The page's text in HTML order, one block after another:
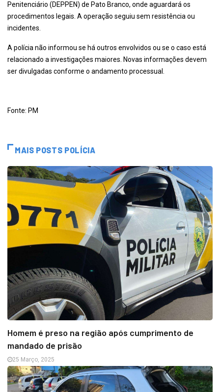
Penitenciário (DEPPEN) de Pato Branco, onde aguardará os
procedimentos legais. A operação seguiu sem resistência ou
incidentes.
A polícia não informou se há outros envolvidos ou se o caso está
relacionado a investigações maiores. Novas informações devem
ser divulgadas conforme o andamento processual.
Fonte: PM
MAIS POSTS POLÍCIA
Homem é preso na região após cumprimento de
mandado de prisão
25 Março, 2025